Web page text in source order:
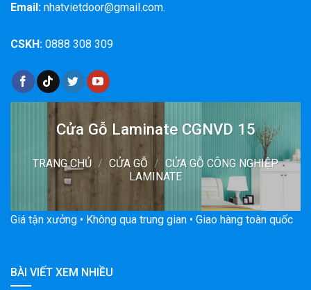
Email: nhatvietdoor@gmail.com.
CSKH: 0888 308 309
Cửa Gỗ Laminate CGNVD 15
TRANG CHỦ / CỬA GỖ / CỬA GỖ CÔNG NGHIỆP
LAMINATE
Giá tận xưởng • Không qua trung gian • Giao hàng toàn quốc
BÀI VIẾT XEM NHIỀU